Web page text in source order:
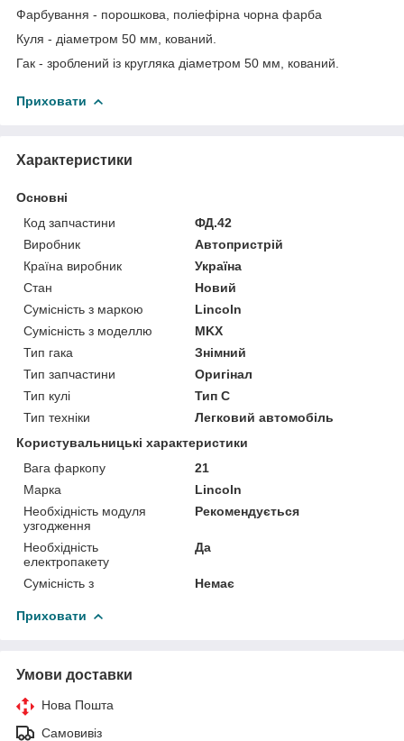
Фарбування - порошкова, поліефірна чорна фарба
Куля - діаметром 50 мм, кований.
Гак - зроблений із кругляка діаметром 50 мм, кований.
Приховати
Характеристики
Основні
Код запчастини
ФД.42
Виробник
Автопристрій
Країна виробник
Україна
Стан
Новий
Сумісність з маркою
Lincoln
Сумісність з моделлю
MKX
Тип гака
Знімний
Тип запчастини
Оригінал
Тип кулі
Тип C
Тип техніки
Легковий автомобіль
Користувальницькі характеристики
Вага фаркопу
21
Марка
Lincoln
Необхідність модуля
узгодження
Рекомендується
Необхідність
електропакету
Да
Сумісність з Немає
Приховати
Умови доставки
Нова Пошта
Самовивіз